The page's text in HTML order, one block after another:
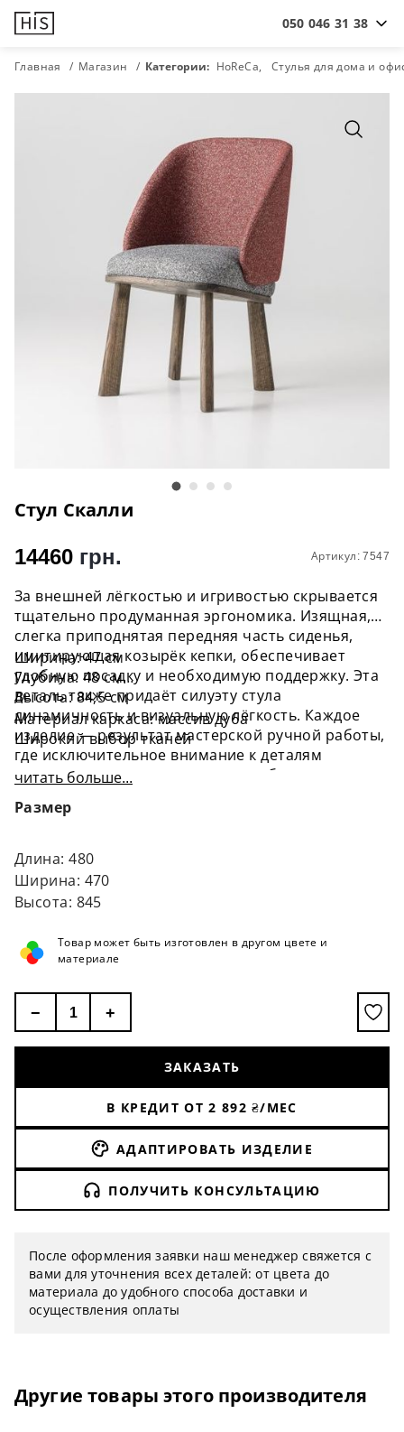
050 046 31 38
Главная Магазин Категории: HoReCa Стулья для дома и
Стул Скалли
Артикул: 7547
14460 грн.
За внешней лёгкостью и игривостью скрывается
тщательно продуманная эргономика. Изящная,
слегка приподнятая передняя часть сиденья,
имитирующая козырёк кепки, обеспечивает
удобную посадку и необходимую поддержку. Эта
деталь также придаёт силуэту стула
динамичность и визуальную лёгкость. Каждое
изделие — результат мастерской ручной работы,
где исключительное внимание к деталям
гарантирует индивидуальность и безупречное
Ширина: 47 см
Глубина: 48 см
Высота: 84,5 см
Материал каркаса: массив дуба
Широкий выбор тканей
читать больше...
Размер
Длина: 480
Ширина: 470
Высота: 845
Товар может быть изготовлен в другом цвете и
материале
− +
ЗАКАЗАТЬ
В КРЕДИТ ОТ 2 892 ₴/МЕС
АДАПТИРОВАТЬ ИЗДЕЛИЕ
ПОЛУЧИТЬ КОНСУЛЬТАЦИЮ
После оформления заявки наш менеджер свяжется с
вами для уточнения всех деталей: от цвета до
материала до удобного способа доставки и
осуществления оплаты
Другие товары этого производителя